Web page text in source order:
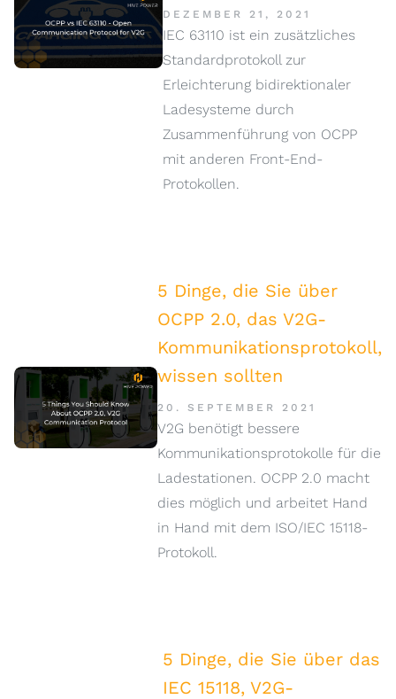
DEZEMBER 21, 2021
IEC 63110 ist ein zusätzliches
Standardprotokoll zur
Erleichterung bidirektionaler
Ladesysteme durch
Zusammenführung von OCPP
mit anderen Front-End-
Protokollen.
5 Dinge, die Sie über
OCPP 2.0, das V2G-
Kommunikationsprotokoll,
wissen sollten
20. SEPTEMBER 2021
V2G benötigt bessere
Kommunikationsprotokolle für die
Ladestationen. OCPP 2.0 macht
dies möglich und arbeitet Hand
in Hand mit dem ISO/IEC 15118-
Protokoll.
5 Dinge, die Sie über das
IEC 15118, V2G-